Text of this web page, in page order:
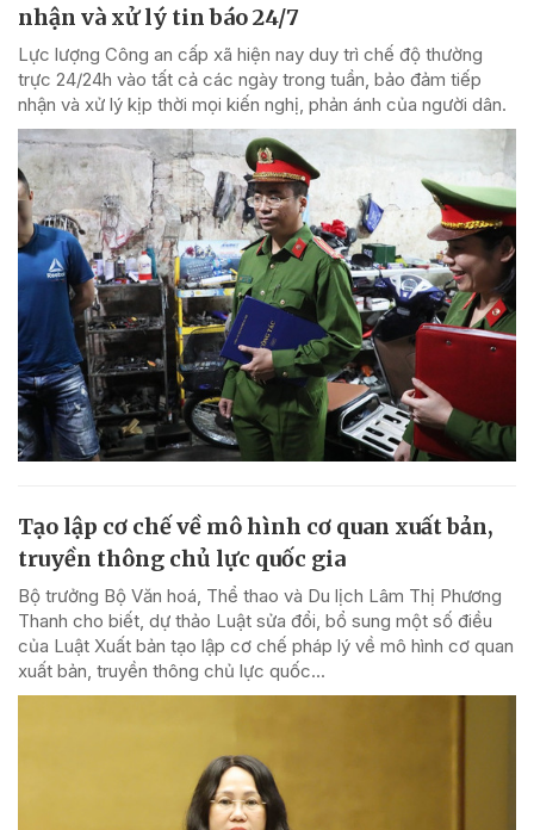
nhận và xử lý tin báo 24/7
Lực lượng Công an cấp xã hiện nay duy trì chế độ thường
trực 24/24h vào tất cả các ngày trong tuần, bảo đảm tiếp
nhận và xử lý kịp thời mọi kiến nghị, phản ánh của người dân.
Tạo lập cơ chế về mô hình cơ quan xuất bản,
truyền thông chủ lực quốc gia
Bộ trưởng Bộ Văn hoá, Thể thao và Du lịch Lâm Thị Phương
Thanh cho biết, dự thảo Luật sửa đổi, bổ sung một số điều
của Luật Xuất bản tạo lập cơ chế pháp lý về mô hình cơ quan
xuất bản, truyền thông chủ lực quốc...